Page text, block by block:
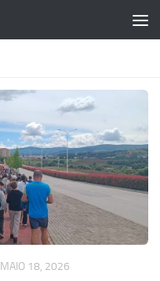
MAIO 18, 2026